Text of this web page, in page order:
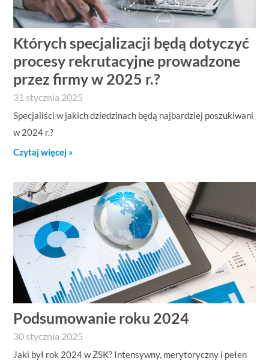
Których specjalizacji będą dotyczyć
procesy rekrutacyjne prowadzone
przez firmy w 2025 r.?
31 stycznia 2025
Specjaliści w jakich dziedzinach będą najbardziej poszukiwani
w 2024 r.?
Czytaj więcej »
Podsumowanie roku 2024
30 stycznia 2025
Jaki był rok 2024 w ZSK? Intensywny, merytoryczny i pełen